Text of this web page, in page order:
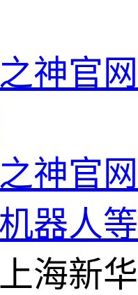
神官
神官
器人
上海新